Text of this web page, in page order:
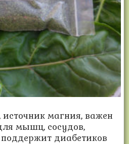
магния, важен
мышц, сосудов,
диабетиков